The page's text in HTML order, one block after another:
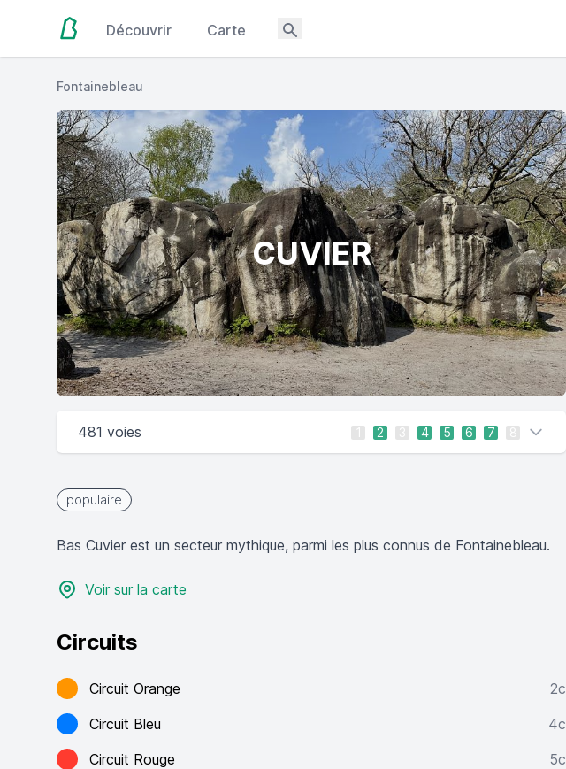
Découvrir Carte
Fontainebleau
CUVIER
481 voies 1 2 3 4 5 6 7 8
populaire
Bas Cuvier est un secteur mythique, parmi les plus connus de Fontainebleau.
Voir sur la carte
Circuits
Circuit Orange
2c
Circuit Bleu
4c
Circuit Rouge
5c